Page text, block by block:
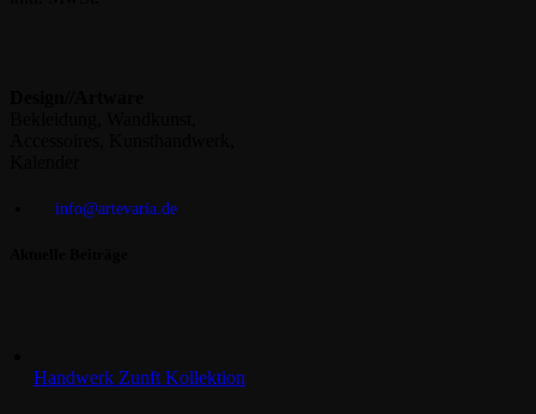
info@artevaria.de
Handwerk Zunft Kollektion